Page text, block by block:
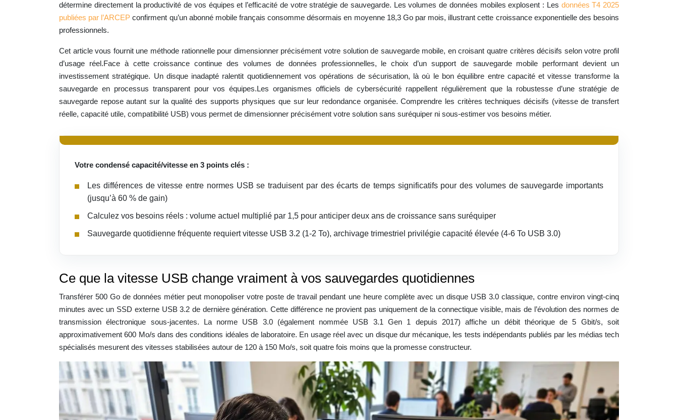
détermine directement la productivité de vos équipes et l’efficacité de votre stratégie de sauvegarde. Les volumes de données mobiles explosent : Les données T4 2025
publiées par l’ARCEP confirment qu’un abonné mobile français consomme désormais en moyenne 18,3 Go par mois, illustrant cette croissance exponentielle des besoins
professionnels.
Cet article vous fournit une méthode rationnelle pour dimensionner précisément votre solution de sauvegarde mobile, en croisant quatre critères décisifs selon votre profil
d’usage réel.Face à cette croissance continue des volumes de données professionnelles, le choix d’un support de sauvegarde mobile performant devient un
investissement stratégique. Un disque inadapté ralentit quotidiennement vos opérations de sécurisation, là où le bon équilibre entre capacité et vitesse transforme la
sauvegarde en processus transparent pour vos équipes.Les organismes officiels de cybersécurité rappellent régulièrement que la robustesse d’une stratégie de
sauvegarde repose autant sur la qualité des supports physiques que sur leur redondance organisée. Comprendre les critères techniques décisifs (vitesse de transfert
réelle, capacité utile, compatibilité USB) vous permet de dimensionner précisément votre solution sans suréquiper ni sous-estimer vos besoins métier.
Votre condensé capacité/vitesse en 3 points clés :
Les différences de vitesse entre normes USB se traduisent par des écarts de temps significatifs pour des volumes de sauvegarde importants
(jusqu’à 60 % de gain)
Calculez vos besoins réels : volume actuel multiplié par 1,5 pour anticiper deux ans de croissance sans suréquiper
Sauvegarde quotidienne fréquente requiert vitesse USB 3.2 (1-2 To), archivage trimestriel privilégie capacité élevée (4-6 To USB 3.0)
Ce que la vitesse USB change vraiment à vos sauvegardes quotidiennes
Transférer 500 Go de données métier peut monopoliser votre poste de travail pendant une heure complète avec un disque USB 3.0 classique, contre environ vingt-cinq
minutes avec un SSD externe USB 3.2 de dernière génération. Cette différence ne provient pas uniquement de la connectique visible, mais de l’évolution des normes de
transmission électronique sous-jacentes. La norme USB 3.0 (également nommée USB 3.1 Gen 1 depuis 2017) affiche un débit théorique de 5 Gbit/s, soit
approximativement 600 Mo/s dans des conditions idéales de laboratoire. En usage réel avec un disque dur mécanique, les tests indépendants publiés par les médias tech
spécialisés mesurent des vitesses stabilisées autour de 120 à 150 Mo/s, soit quatre fois moins que la promesse constructeur.